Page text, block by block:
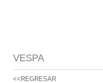
VESPA
<<REGRESAR